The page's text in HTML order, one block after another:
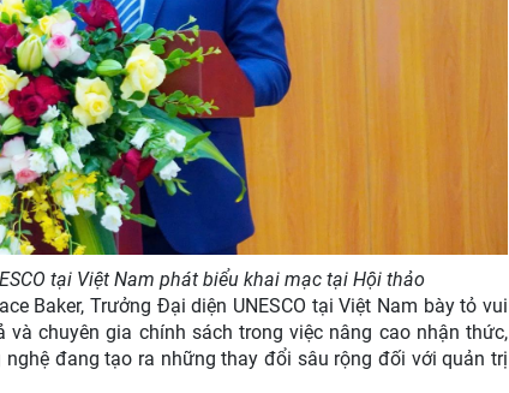
tại Việt Nam phát biểu khai mạc tại Hội thảo
Baker, Trưởng Đại diện UNESCO tại Việt Nam bày tỏ vui
chuyên gia chính sách trong việc nâng cao nhận thức,
đang tạo ra những thay đổi sâu rộng đối với quản trị